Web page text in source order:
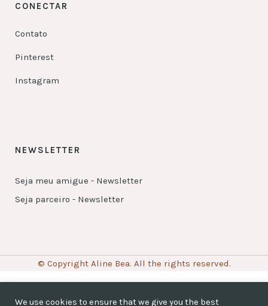
CONECTAR
Contato
Pinterest
Instagram
NEWSLETTER
Seja meu amigue - Newsletter
Seja parceiro - Newsletter
© Copyright Aline Bea. All the rights reserved.
We use cookies to ensure that we give you the best